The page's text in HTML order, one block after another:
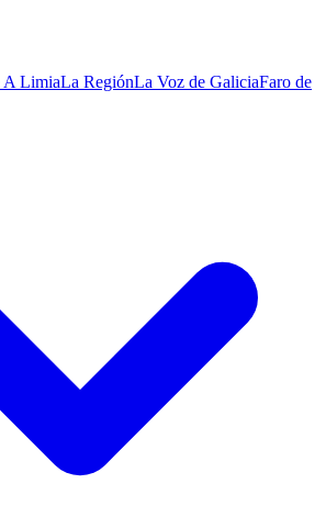
A LimiaLa RegiónLa Voz de GaliciaFaro de